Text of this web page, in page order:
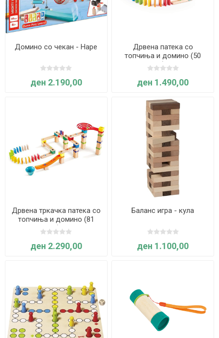
Домино со чекан - Hape
ден 2.190,00
Дрвена патека со
топчиња и домино (50
делови) - Hape
ден 1.490,00
Дрвена тркачка патека со
топчиња и домино (81
елемент) - Hape
ден 2.290,00
Баланс игра - кула
ден 1.100,00